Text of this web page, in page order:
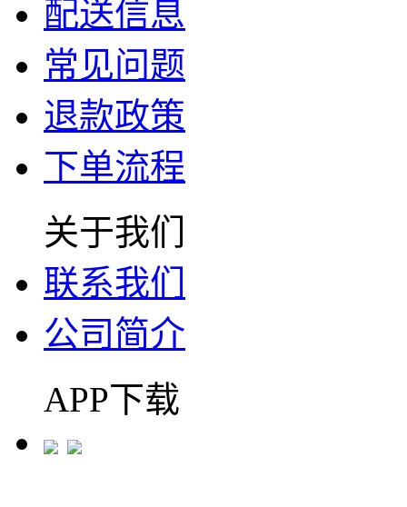
配送信息
常见问题
退款政策
下单流程
关于我们
联系我们
公司简介
APP下载